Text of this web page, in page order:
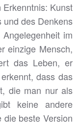
Kunst
des Denkens
im
einzige Mensch,
das Leben, er
dass das
die man nur als
keine andere
die beste Version